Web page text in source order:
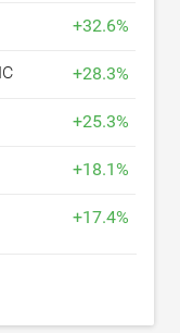
+32.6%
+28.3%
+25.3%
+18.1%
+17.4%